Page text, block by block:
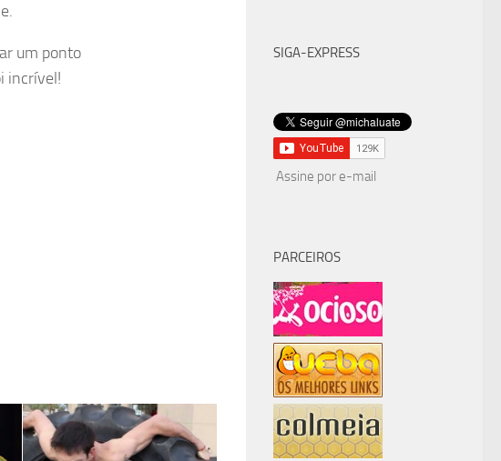
um ponto
incrível!
SIGA-EXPRESS
Assine por e-mail
PARCEIROS